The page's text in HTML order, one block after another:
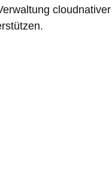
cloudnativer